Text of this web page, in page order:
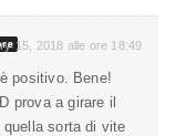
15, 2018 alle ore 18:49
positivo. Bene!
prova a girare il
sorta di vite